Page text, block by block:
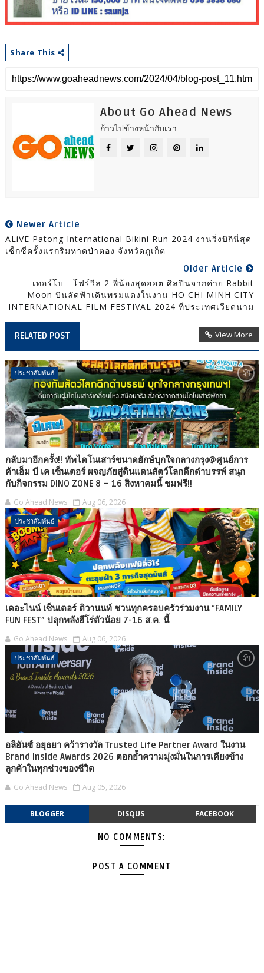
Share This
About Go Ahead News
ก้าวไปข้างหน้ากับเรา
Newer Article
ALiVE Patong International Bikini Run 2024 งานวิ่งบิกินี่สุด
เซ็กซี่ครั้งแรกริมหาดป่าตอง จังหวัดภูเก็ต
Older Article
เทอร์โบ - โฟร์วีล 2 พี่น้องสุดฮอต ศิลปินจากค่าย Rabbit
Moon บินลัดฟ้าเดินพรมแดงในงาน HO CHI MINH CITY
INTERNATIONAL FILM FESTIVAL 2024 ที่ประเทศเวียดนาม
RELATED POST View More
ประชาสัมพันธ์
กลับมาอีกครั้ง!! ทัพไดโนเสาร์ขนาดยักษ์บุกใจกลางกรุง@ศูนย์การ
ค้าเอ็ม บี เค เซ็นเตอร์ ผจญภัยสู่ดินแดนสัตว์โลกดึกดำบรรพ์ สนุก
กับกิจกรรม DINO ZONE 8 – 16 สิงหาคมนี้ ชมฟรี!!
Go Ahead News Aug 06, 2026
ประชาสัมพันธ์
เดอะไนน์ เซ็นเตอร์ ติวานนท์ ชวนทุกครอบครัวร่วมงาน “FAMILY
FUN FEST” ปลุกพลังฮีโร่ตัวน้อย 7-16 ส.ค. นี้
Go Ahead News Aug 06, 2026
ประชาสัมพันธ์
อลิอันซ์ อยุธยา คว้ารางวัล Trusted Life Partner Award ในงาน
Brand Inside Awards 2026 ตอกย้ำความมุ่งมั่นในการเคียงข้าง
ลูกค้าในทุกช่วงของชีวิต
Go Ahead News Aug 05, 2026
BLOGGER DISQUS FACEBOOK
NO COMMENTS:
POST A COMMENT